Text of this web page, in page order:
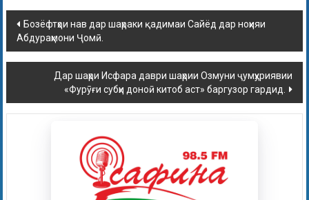
Бозёфтҳои нав дар шаҳраки қадимаи Сайёд дар ноҳияи
Абдураҳмони Ҷомӣ.
Дар шаҳри Исфара даври шаҳрии Озмуни ҷумҳуриявии
«Фурӯғи субҳи доноӣ китоб аст» баргузор гардид.